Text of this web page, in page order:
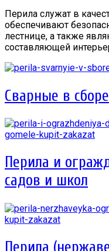
Перила служат в
обеспечивают
лестнице, а также
составляющей
Сварные в сборе
Перила и
садов и школ
Перила